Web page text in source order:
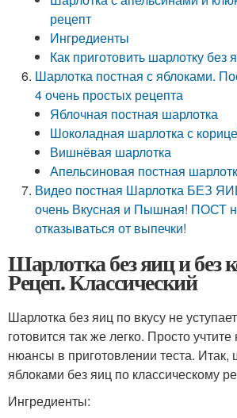
рецепт
Ингредиенты
Как приготовить шарлотку без
Шарлотка постная с яблоками.
4 очень простых рецепта
Яблочная постная шарлотка
Шоколадная шарлотка с
Вишнёвая шарлотка
Апельсиновая постная
Видео постная Шарлотка БЕЗ
очень Вкусная и Пышная! ПОСТ
отказываться от выпечки!
Шарлотка без яиц и без
Рецеп. Классический
Шарлотка без яиц по вкусу не
готовится так же легко. Просто
нюансы в приготовлении теста. Итак,
яблоками без яиц по классическому
Ингредиенты: